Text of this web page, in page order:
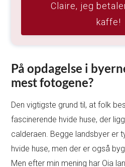
Claire, jeg
kaffe!
På opdagelse i
mest fotogene?
Den vigtigste grund til, at folk
fascinerende hvide huse, der
calderaen. Begge landsbyer er
hvide huse, men der er også
Men efter min mening har Oia